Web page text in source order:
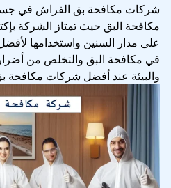
شركات مكافحة بق الفراش في
مكافحة البق حيث تمتاز الشركة
على مدار السنين واستخدامها
في مكافحة البق والتخلص من
والبيئة عند أفضل شركات